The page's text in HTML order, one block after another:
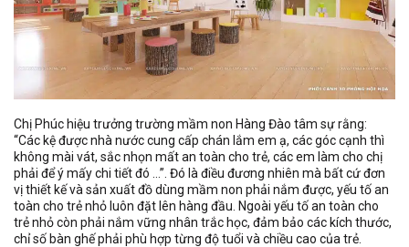
Chị Phúc hiệu trưởng trường mầm non Hàng Đào tâm sự rằng:
“Các kệ được nhà nước cung cấp chán lắm em ạ, các góc cạnh thì
không mài vát, sắc nhọn mất an toàn cho trẻ, các em làm cho chị
phải để ý mấy chi tiết đó …”. Đó là điều đương nhiên mà bất cứ đơn
vị thiết kế và sản xuất đồ dùng mầm non phải nắm được, yếu tố an
toàn cho trẻ nhỏ luôn đặt lên hàng đầu. Ngoài yếu tố an toàn cho
trẻ nhỏ còn phải nắm vững nhân trắc học, đảm bảo các kích thước,
chỉ số bàn ghế phải phù hợp từng độ tuổi và chiều cao của trẻ.